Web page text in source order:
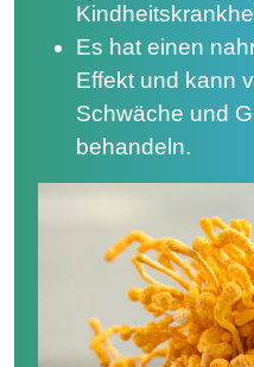
Es hat einen
Effekt und kann
Schwäche und
behandeln.